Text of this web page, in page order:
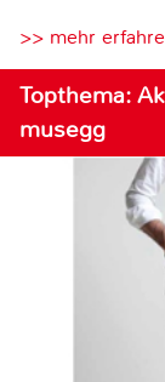
>> mehr
Topthema:
musegg